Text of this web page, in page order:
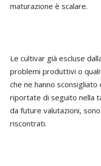
maturazione è scalare.
Le cultivar già escluse
problemi produttivi o
che ne hanno
riportate di seguito nella
da future valutazioni,
riscontrati.